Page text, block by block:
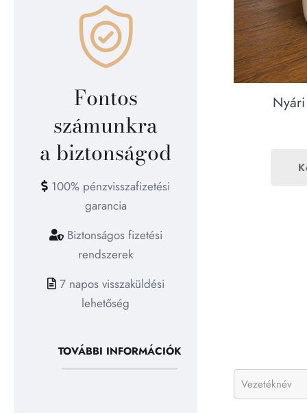
Fontos
számunkra
a biztonságod
100% pénzvisszafizetési
garancia
Biztonságos fizetési
rendszerek
7 napos visszaküldési
lehetőség
TOVÁBBI INFORMÁCIÓK